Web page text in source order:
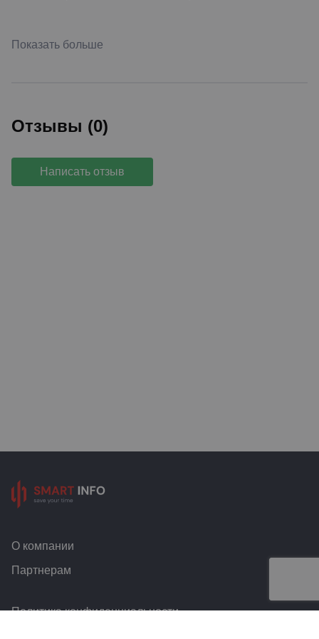
Показать больше
Отзывы (0)
Написать отзыв
О компании
Партнерам
Политика конфиденциальности